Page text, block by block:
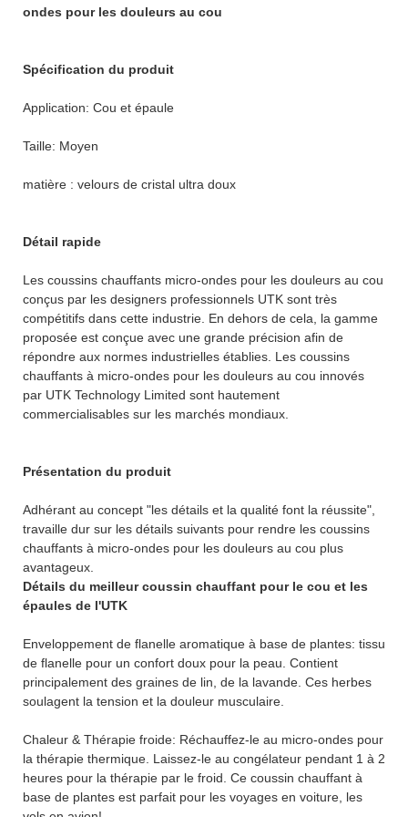
ondes pour les douleurs au cou
Spécification du produit
Application: Cou et épaule
Taille: Moyen
matière : velours de cristal ultra doux
Détail rapide
Les coussins chauffants micro-ondes pour les douleurs au cou
conçus par les designers professionnels UTK sont très
compétitifs dans cette industrie. En dehors de cela, la gamme
proposée est conçue avec une grande précision afin de
répondre aux normes industrielles établies. Les coussins
chauffants à micro-ondes pour les douleurs au cou innovés
par UTK Technology Limited sont hautement
commercialisables sur les marchés mondiaux.
Présentation du produit
Adhérant au concept "les détails et la qualité font la réussite",
travaille dur sur les détails suivants pour rendre les coussins
chauffants à micro-ondes pour les douleurs au cou plus
avantageux.
Détails du meilleur coussin chauffant pour le cou et les
épaules de l'UTK
Enveloppement de flanelle aromatique à base de plantes: tissu
de flanelle pour un confort doux pour la peau. Contient
principalement des graines de lin, de la lavande. Ces herbes
soulagent la tension et la douleur musculaire.
Chaleur & Thérapie froide: Réchauffez-le au micro-ondes pour
la thérapie thermique. Laissez-le au congélateur pendant 1 à 2
heures pour la thérapie par le froid. Ce coussin chauffant à
base de plantes est parfait pour les voyages en voiture, les